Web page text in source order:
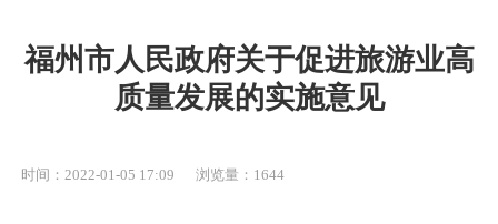
福州市人民政府关于促进旅游业高
质量发展的实施意见
时间：2022-01-05 17:09 浏览量：1644